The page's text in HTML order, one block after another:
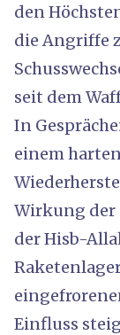
den
die Angriffe
seit dem
In
einem
Wirkung der
der Hisb-
Einfluss